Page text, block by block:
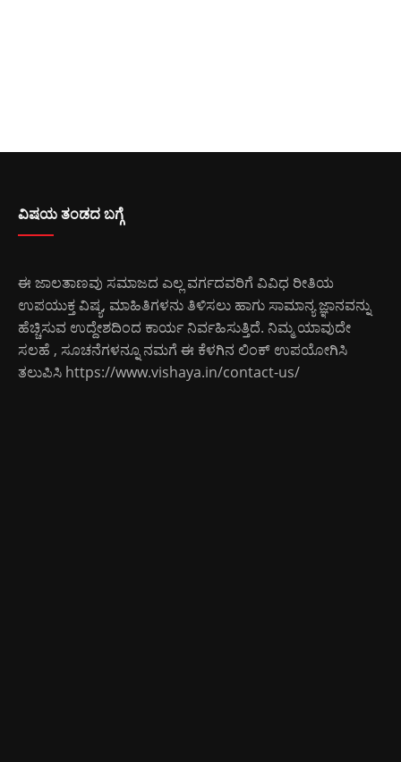
ವಿಷಯ ತಂಡದ ಬಗ್ಗೆ
ಈ ಜಾಲತಾಣವು ಸಮಾಜದ ಎಲ್ಲ ವರ್ಗದವರಿಗೆ ವಿವಿಧ ರೀತಿಯ
ಉಪಯುಕ್ತ ವಿಷ್ಯ, ಮಾಹಿತಿಗಳನು ತಿಳಿಸಲು ಹಾಗು ಸಾಮಾನ್ಯ ಜ್ಞಾನವನ್ನು
ಹೆಚ್ಚಿಸುವ ಉದ್ದೇಶದಿಂದ ಕಾರ್ಯ ನಿರ್ವಹಿಸುತ್ತಿದೆ. ನಿಮ್ಮ ಯಾವುದೇ
ಸಲಹೆ , ಸೂಚನೆಗಳನ್ನೂ ನಮಗೆ ಈ ಕೆಳಗಿನ ಲಿಂಕ್ ಉಪಯೋಗಿಸಿ
ತಲುಪಿಸಿ https://www.vishaya.in/contact-us/